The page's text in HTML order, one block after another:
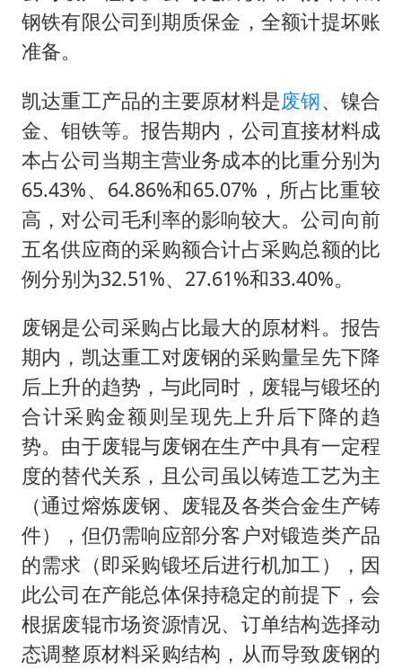
钢铁有限公司到期质保金，全额计提坏账
准备。
凯达重工产品的主要原材料是废钢、镍合
金、钼铁等。报告期内，公司直接材料成
本占公司当期主营业务成本的比重分别为
65.43%、64.86%和65.07%，所占比重较
高，对公司毛利率的影响较大。公司向前
五名供应商的采购额合计占采购总额的比
例分别为32.51%、27.61%和33.40%。
废钢是公司采购占比最大的原材料。报告
期内，凯达重工对废钢的采购量呈先下降
后上升的趋势，与此同时，废辊与锻坯的
合计采购金额则呈现先上升后下降的趋
势。由于废辊与废钢在生产中具有一定程
度的替代关系，且公司虽以铸造工艺为主
（通过熔炼废钢、废辊及各类合金生产铸
件），但仍需响应部分客户对锻造类产品
的需求（即采购锻坯后进行机加工），因
此公司在产能总体保持稳定的前提下，会
根据废辊市场资源情况、订单结构选择动
态调整原材料采购结构，从而导致废钢的